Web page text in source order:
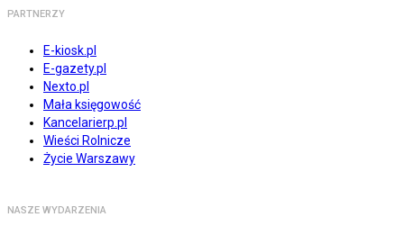
PARTNERZY
E-kiosk.pl
E-gazety.pl
Nexto.pl
Mała księgowość
Kancelarierp.pl
Wieści Rolnicze
Życie Warszawy
NASZE WYDARZENIA